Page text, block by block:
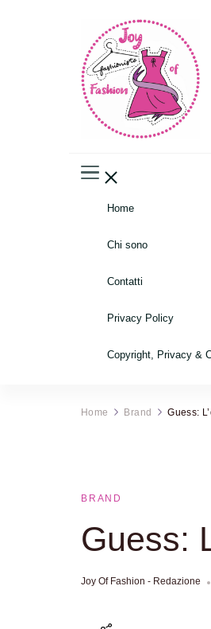
Home
Chi sono
Contatti
Privacy Policy
Copyright, Privacy &
Home Brand Guess:
BRAND
Guess:
Joy Of Fashion - Redazione